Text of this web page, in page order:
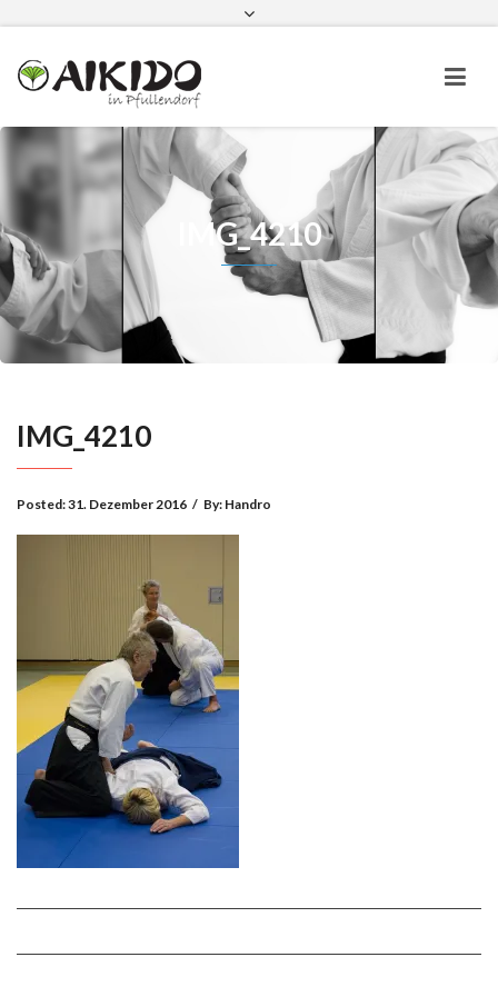
Aikido in Pfullendorf bei Instagram
IMG_4210
IMG_4210
Posted:31. Dezember 2016 / By: Handro